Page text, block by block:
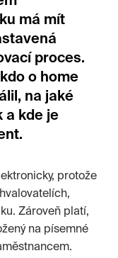
má mít
proces.
o home
na jaké
a kde je
protože
Zároveň platí,
na písemné